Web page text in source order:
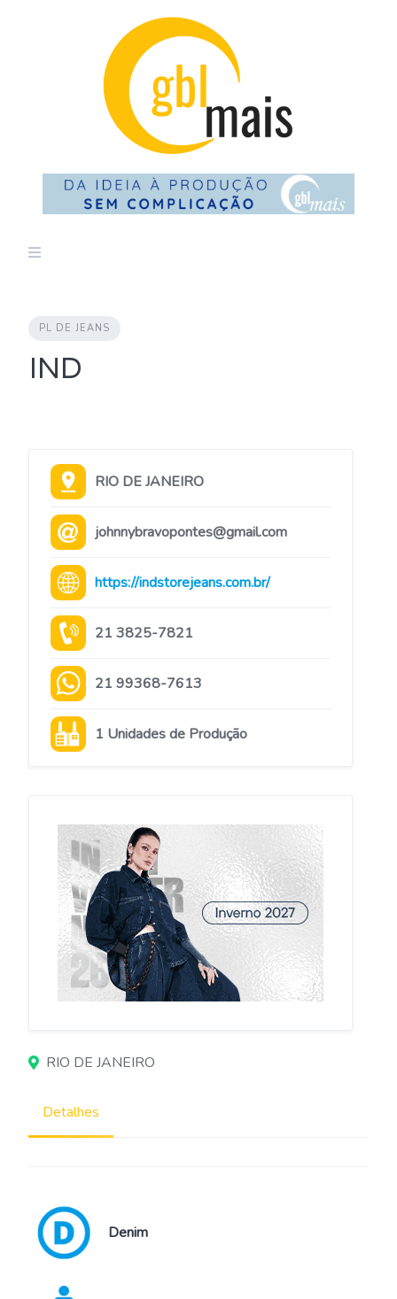
PL DE JEANS
IND
RIO DE JANEIRO
Detalhes
Denim
RIO DE JANEIRO
johnnybravopontes@gmail.com
https://indstorejeans.com.br/
21 3825-7821
21 99368-7613
1 Unidades de Produção